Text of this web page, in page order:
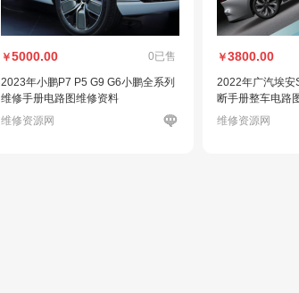
￥5000.00 0已售
2023年小鹏P7 P5 G9 G6小鹏全系列
维修手册电路图维修资料
维修资源网
￥3800.00
2022年广汽埃安
断手册整车电路
维修资源网